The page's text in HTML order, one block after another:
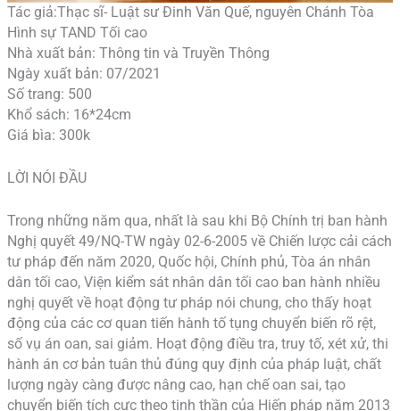
Tác giả:Thạc sĩ- Luật sư Đinh Văn Quế, nguyên Chánh Tòa
Hình sự TAND Tối cao
Nhà xuất bản: Thông tin và Truyền Thông
Ngày xuất bản: 07/2021
Số trang: 500
Khổ sách: 16*24cm
Giá bìa: 300k
LỜI NÓI ĐẦU
Trong những năm qua, nhất là sau khi Bộ Chính trị ban hành
Nghị quyết 49/NQ-TW ngày 02-6-2005 về Chiến lược cải cách
tư pháp đến năm 2020, Quốc hội, Chính phủ, Tòa án nhân
dân tối cao, Viện kiểm sát nhân dân tối cao ban hành nhiều
nghị quyết về hoạt động tư pháp nói chung, cho thấy hoạt
động của các cơ quan tiến hành tố tụng chuyển biến rõ rệt,
số vụ án oan, sai giảm. Hoạt động điều tra, truy tố, xét xử, thi
hành án cơ bản tuân thủ đúng quy định của pháp luật, chất
lượng ngày càng được nâng cao, hạn chế oan sai, tạo
chuyển biến tích cực theo tinh thần của Hiến pháp năm 2013